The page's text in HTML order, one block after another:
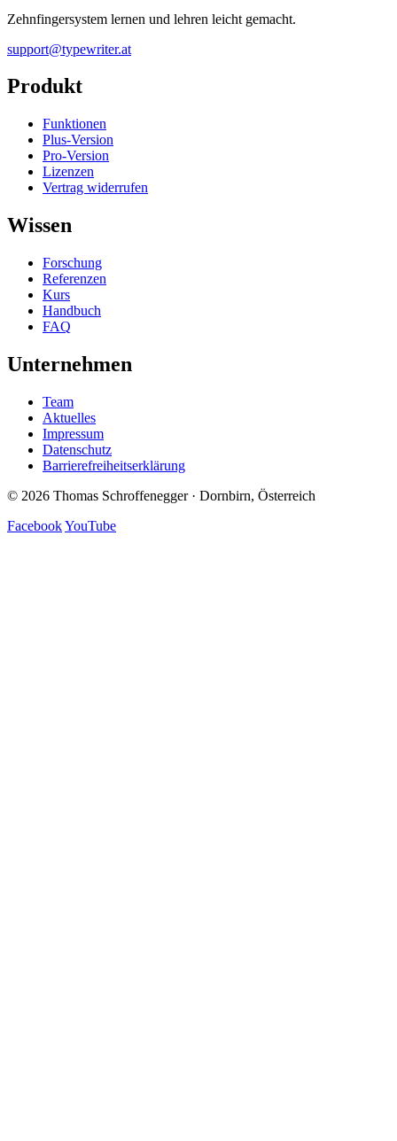
Zehnfingersystem lernen und lehren leicht gemacht.
support@typewriter.at
Produkt
Funktionen
Plus-Version
Pro-Version
Lizenzen
Vertrag widerrufen
Wissen
Forschung
Referenzen
Kurs
Handbuch
FAQ
Unternehmen
Team
Aktuelles
Impressum
Datenschutz
Barrierefreiheitserklärung
© 2026 Thomas Schroffenegger · Dornbirn, Österreich
FacebookYouTube